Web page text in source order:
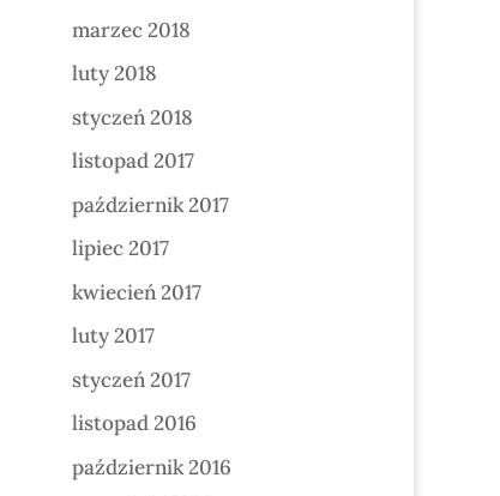
marzec 2018
luty 2018
styczeń 2018
listopad 2017
październik 2017
lipiec 2017
kwiecień 2017
luty 2017
styczeń 2017
listopad 2016
październik 2016